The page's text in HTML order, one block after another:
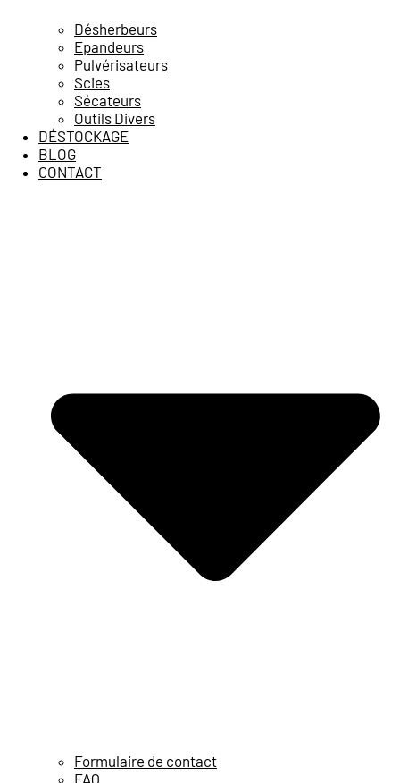
Désherbeurs
Epandeurs
Pulvérisateurs
Scies
Sécateurs
Outils Divers
DÉSTOCKAGE
BLOG
CONTACT
Formulaire de contact
FAQ